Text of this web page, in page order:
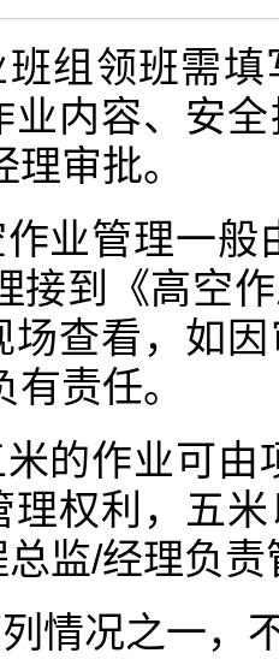
组领班需
业内容、安
审批。
业管理一
接到《高空
场查看，如
责任。
的作业可
理权利，五
监/经理负责
情况之一，